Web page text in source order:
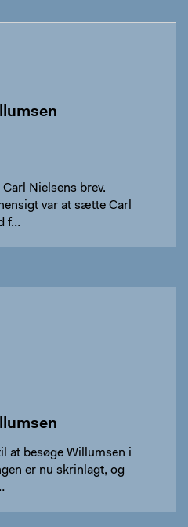
Nielsens brev.
var at sætte Carl
f…
at besøge Willumsen i
er nu skrinlagt, og